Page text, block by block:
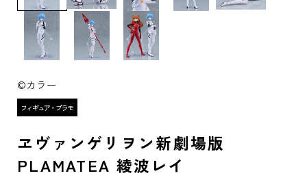
©カラー
ヱヴァンゲリヲン新劇場版
PLAMATEA 綾波レイ